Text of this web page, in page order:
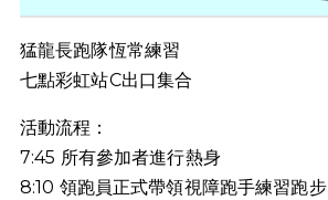
猛龍長跑隊恆常練習
七點彩虹站C出口集合
活動流程：
7:45 所有參加者進行熱身
8:10 領跑員正式帶領視障跑手練習跑步